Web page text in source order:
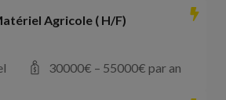
Agricole ( H/F)
30000€ – 55000€ par an